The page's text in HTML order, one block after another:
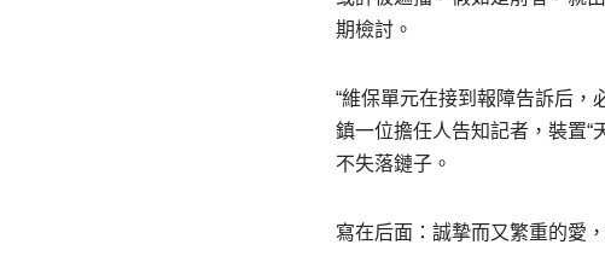
期檢討。
“維保單元在接到報障告訴后，
鎮一位擔任人告知記者，裝置“
不失落鏈子。
寫在后面：誠摯而又繁重的愛